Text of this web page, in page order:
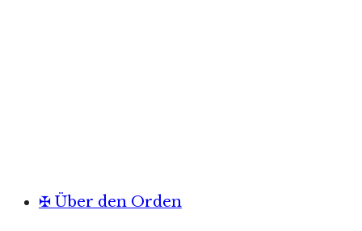
✠ Über den Orden